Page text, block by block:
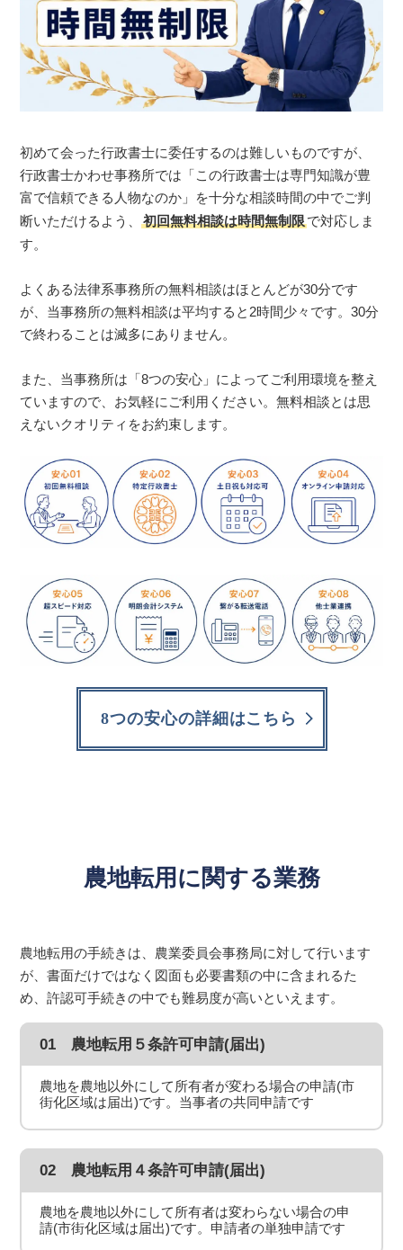
初めて会った行政書士に委任するのは難しいものですが、
行政書士かわせ事務所では「この行政書士は専門知識が豊
富で信頼できる人物なのか」を十分な相談時間の中でご判
断いただけるよう、初回無料相談は時間無制限で対応しま
す。
よくある法律系事務所の無料相談はほとんどが30分です
が、当事務所の無料相談は平均すると2時間少々です。30分
で終わることは滅多にありません。
また、当事務所は「8つの安心」によってご利用環境を整え
ていますので、お気軽にご利用ください。無料相談とは思
えないクオリティをお約束します。
8つの安心の詳細はこちら
農地転用に関する業務
農地転用の手続きは、農業委員会事務局に対して行います
が、書面だけではなく図面も必要書類の中に含まれるた
め、許認可手続きの中でも難易度が高いといえます。
01 農地転用５条許可申請(届出)
農地を農地以外にして所有者が変わる場合の申請(市
街化区域は届出)です。当事者の共同申請です
02 農地転用４条許可申請(届出)
農地を農地以外にして所有者は変わらない場合の申
請(市街化区域は届出)です。申請者の単独申請です